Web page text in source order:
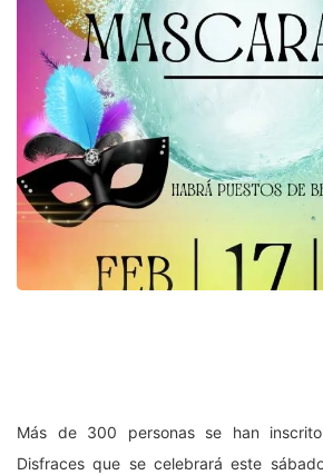
Más de 300 personas se han
Disfraces que se celebrará este